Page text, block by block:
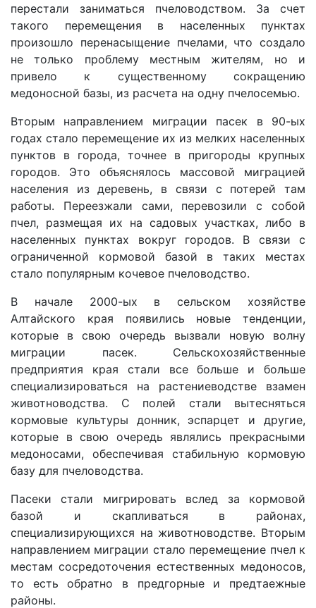
перестали заниматься пчеловодством. За счет
такого перемещения в населенных пунктах
произошло перенасыщение пчелами, что создало
не только проблему местным жителям, но и
привело к существенному сокращению
медоносной базы, из расчета на одну пчелосемью.
Вторым направлением миграции пасек в 90-ых
годах стало перемещение их из мелких населенных
пунктов в города, точнее в пригороды крупных
городов. Это объяснялось массовой миграцией
населения из деревень, в связи с потерей там
работы. Переезжали сами, перевозили с собой
пчел, размещая их на садовых участках, либо в
населенных пунктах вокруг городов. В связи с
ограниченной кормовой базой в таких местах
стало популярным кочевое пчеловодство.
В начале 2000-ых в сельском хозяйстве
Алтайского края появились новые тенденции,
которые в свою очередь вызвали новую волну
миграции пасек. Сельскохозяйственные
предприятия края стали все больше и больше
специализироваться на растениеводстве взамен
животноводства. С полей стали вытесняться
кормовые культуры донник, эспарцет и другие,
которые в свою очередь являлись прекрасными
медоносами, обеспечивая стабильную кормовую
базу для пчеловодства.
Пасеки стали мигрировать вслед за кормовой
базой и скапливаться в районах,
специализирующихся на животноводстве. Вторым
направлением миграции стало перемещение пчел к
местам сосредоточения естественных медоносов,
то есть обратно в предгорные и предтаежные
районы.